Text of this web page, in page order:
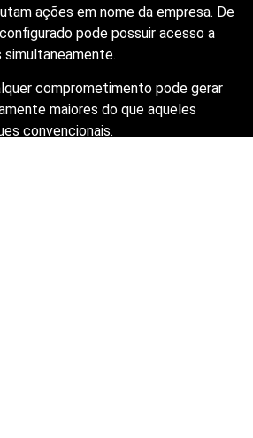
ações em nome da empresa. De
pode possuir acesso a
comprometimento pode gerar
maiores do que aqueles
convencionais.